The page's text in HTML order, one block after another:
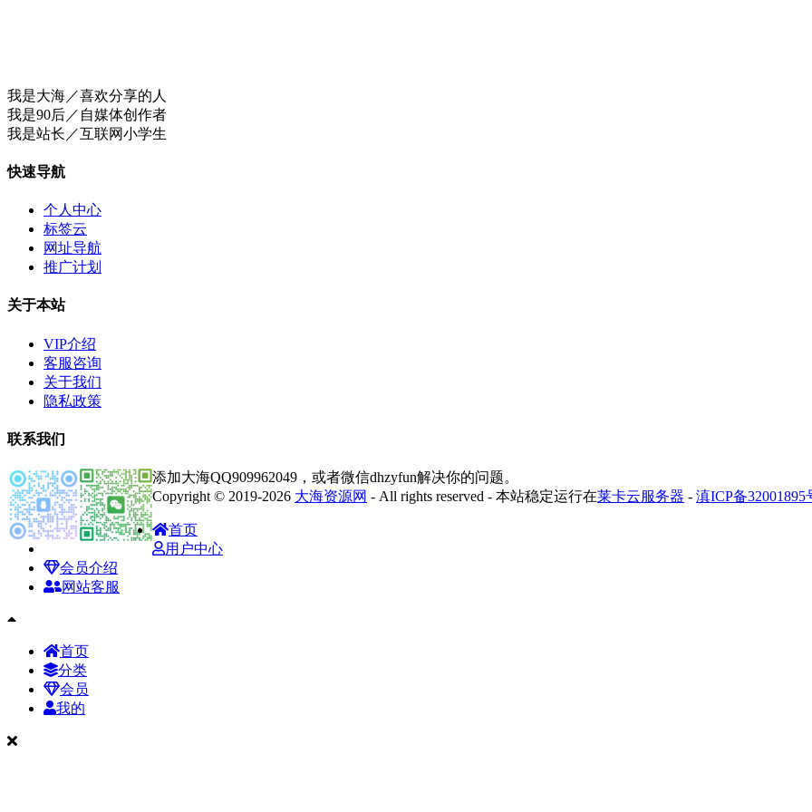
我是大海／喜欢分享的人
我是90后／自媒体创作者
我是站长／互联网小学生
快速导航
个人中心
标签云
网址导航
推广计划
关于本站
VIP介绍
客服咨询
关于我们
隐私政策
联系我们
添加大海QQ909962049，或者微信dhzyfun解决你的问题。
Copyright © 2019-2026 大海资源网 - All rights reserved - 本站稳定运行在莱卡云服务器 - 滇ICP备32001895
首页
用户中心
会员介绍
网站客服
首页
分类
会员
我的